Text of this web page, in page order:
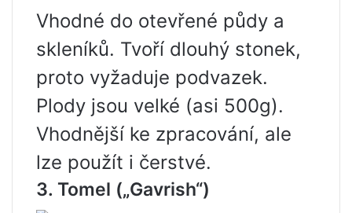
Vhodné do otevřené půdy a
skleníků. Tvoří dlouhý stonek,
proto vyžaduje podvazek.
Plody jsou velké (asi 500g).
Vhodnější ke zpracování, ale
lze použít i čerstvé.
3. Tomel („Gavrish“)